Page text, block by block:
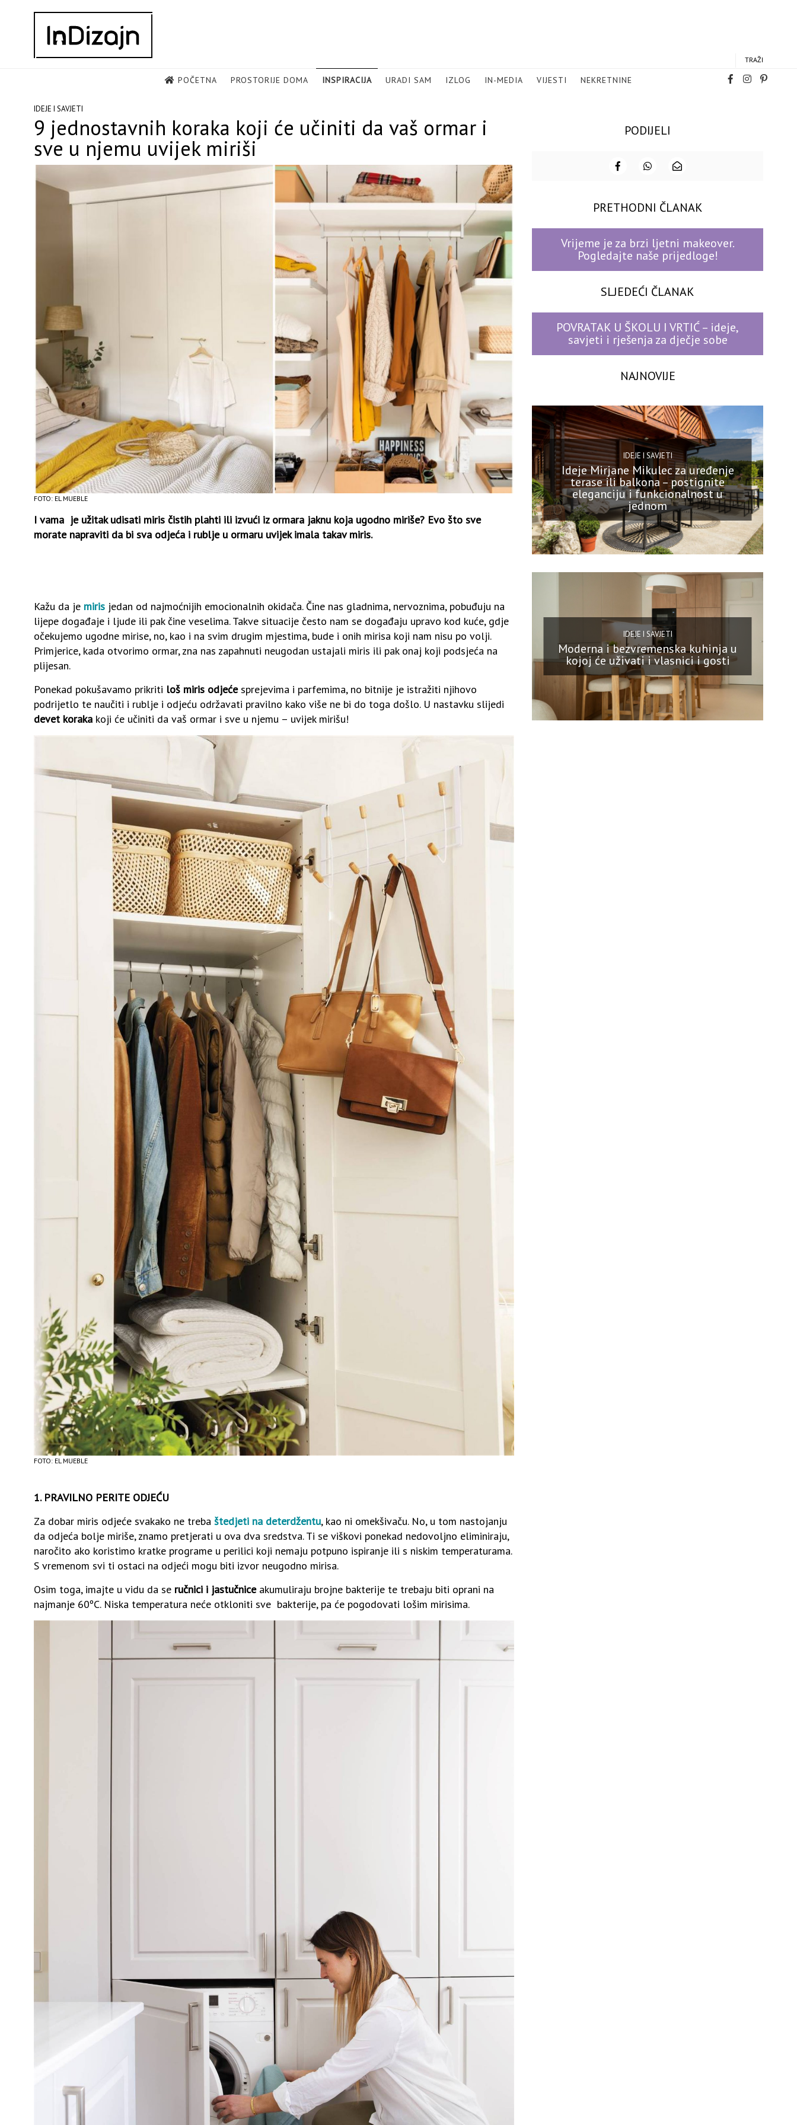
TRAŽI
POČETNA PROSTORIJE DOMA INSPIRACIJA URADI SAM IZLOG IN-MEDIA VIJESTI NEKRETNINE
IDEJE I SAVJETI
9 jednostavnih koraka koji će učiniti da vaš ormar i
sve u njemu uvijek miriši
FOTO: EL MUEBLE
I vama je užitak udisati miris čistih plahti ili izvući iz ormara jaknu koja ugodno miriše? Evo što sve
morate napraviti da bi sva odjeća i rublje u ormaru uvijek imala takav miris.
Kažu da je miris jedan od najmoćnijih emocionalnih okidača. Čine nas gladnima, nervoznima, pobuđuju na
lijepe događaje i ljude ili pak čine veselima. Takve situacije često nam se događaju upravo kod kuće, gdje
očekujemo ugodne mirise, no, kao i na svim drugim mjestima, bude i onih mirisa koji nam nisu po volji.
Primjerice, kada otvorimo ormar, zna nas zapahnuti neugodan ustajali miris ili pak onaj koji podsjeća na
plijesan.
Ponekad pokušavamo prikriti loš miris odjećesprejevima i parfemima, no bitnije je istražiti njihovo
podrijetlo te naučiti i rublje i odjeću održavati pravilno kako više ne bi do toga došlo. U nastavku slijedi
devet koraka koji će učiniti da vaš ormar i sve u njemu – uvijek mirišu!
FOTO: EL MUEBLE
1. PRAVILNO PERITE ODJEĆU
Za dobar miris odjeće svakako ne treba štedjeti na deterdžentu, kao ni omekšivaču. No, u tom nastojanju
da odjeća bolje miriše, znamo pretjerati u ova dva sredstva. Ti se viškovi ponekad nedovoljno eliminiraju,
naročito ako koristimo kratke programe u perilici koji nemaju potpuno ispiranje ili s niskim temperaturama.
S vremenom svi ti ostaci na odjeći mogu biti izvor neugodno mirisa.
Osim toga, imajte u vidu da se ručnici i jastučniceakumuliraju brojne bakterije te trebaju biti oprani na
najmanje 60ºC. Niska temperatura neće otkloniti sve bakterije, pa će pogodovati lošim mirisima.
PODIJELI
PRETHODNI ČLANAK
Vrijeme je za brzi ljetni makeover.
Pogledajte naše prijedloge!
SLJEDEĆI ČLANAK
POVRATAK U ŠKOLU I VRTIĆ – ideje,
savjeti i rješenja za dječje sobe
NAJNOVIJE
IDEJE I SAVJETI
Ideje Mirjane Mikulec za uređenje
terase ili balkona – postignite
eleganciju i funkcionalnost u
jednom
IDEJE I SAVJETI
Moderna i bezvremenska kuhinja u
kojoj će uživati i vlasnici i gosti